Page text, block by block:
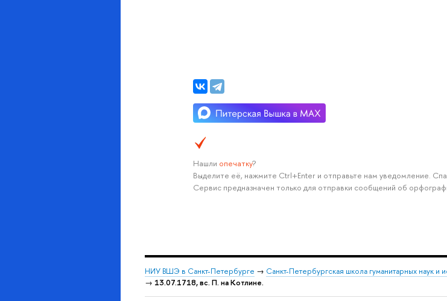
Нашли опечатку?
Выделите её, нажмите Ctrl+Enter и отправьте нам уведомление.
Сервис предназначен только для отправки сообщений об
НИУ ВШЭ в Санкт-Петербурге → Санкт-Петербургская школа гуманитарных наук и
→ 13.07.1718, вс. П. на Котлине.